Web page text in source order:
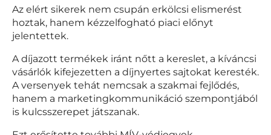
Az elért sikerek nem csupán erkölcsi elismerést
hoztak, hanem kézzelfogható piaci előnyt
jelentettek.
A díjazott termékek iránt nőtt a kereslet, a kíváncsi
vásárlók kifejezetten a díjnyertes sajtokat keresték.
A versenyek tehát nemcsak a szakmai fejlődés,
hanem a marketingkommunikáció szempontjából
is kulcsszerepet játszanak.